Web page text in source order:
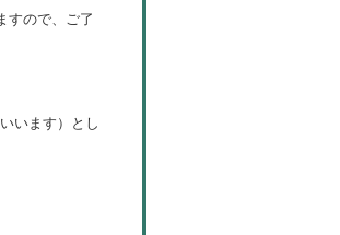
すので、ご了
います）とし